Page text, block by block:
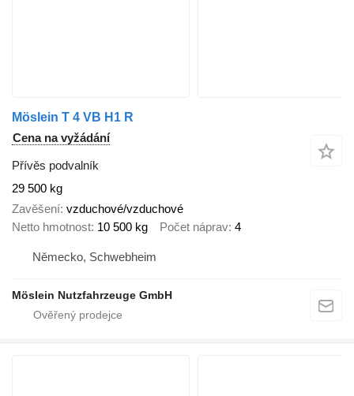
Möslein T 4 VB H1 R
Cena na vyžádání
Přívěs podvalník
29 500 kg
Zavěšení vzduchové/vzduchové
Netto hmotnost 10 500 kg Počet náprav 4
Německo, Schwebheim
Möslein Nutzfahrzeuge GmbH